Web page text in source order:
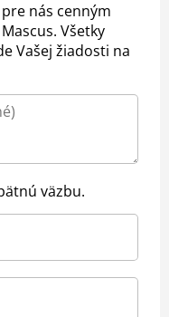
nás cenným
Všetky
Vašej žiadosti na
väzbu.